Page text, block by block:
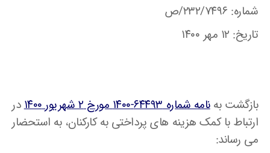
شماره: ۲۳۲/۷۴۹۶/ص
تاریخ: ۱۲ مهر ۱۴۰۰
بازگشت بهنامه شماره ۶۴۴۹۳-۱۴۰۰ مورخ ۲ شهریور ۱۴۰۰
در
ارتباط با کمک هزینه های پرداختی به کارکنان، به استحضار
می رساند: